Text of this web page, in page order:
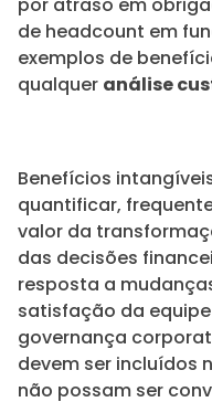
de headcount em
exemplos de
qualquer análise
Benefícios
quantificar,
valor da
das decisões
resposta a
satisfação da
governança
devem ser incluídos
não possam ser